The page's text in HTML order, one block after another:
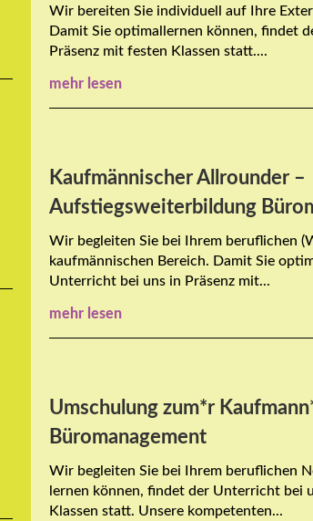
Wir bereiten Sie individuell auf Ihre
Damit Sie optimallernen können, findet
Präsenz mit festen Klassen statt....
mehr lesen
Kaufmännischer Allrounder –
Aufstiegsweiterbildung
Wir begleiten Sie bei Ihrem beruflichen
kaufmännischen Bereich. Damit Sie
Unterricht bei uns in Präsenz mit...
mehr lesen
Umschulung zum*r
Büromanagement
Wir begleiten Sie bei Ihrem beruflichen
lernen können, findet der Unterricht bei
Klassen statt. Unsere kompetenten...